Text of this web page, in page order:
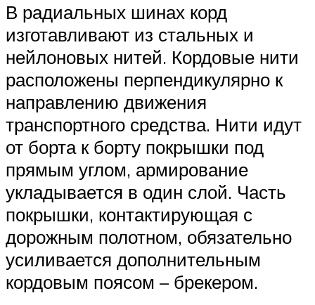
В радиальных шинах корд
изготавливают из стальных и
нейлоновых нитей. Кордовые нити
расположены перпендикулярно к
направлению движения
транспортного средства. Нити идут
от борта к борту покрышки под
прямым углом, армирование
укладывается в один слой. Часть
покрышки, контактирующая с
дорожным полотном, обязательно
усиливается дополнительным
кордовым поясом – брекером.